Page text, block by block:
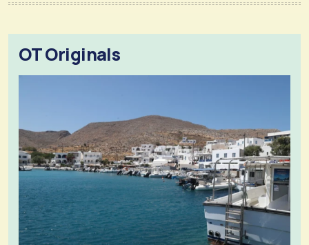
OT Originals